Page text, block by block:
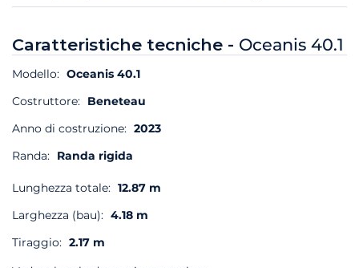
Caratteristiche tecniche - Oceanis 40.1
Modello: Oceanis 40.1
Costruttore: Beneteau
Anno di costruzione: 2023
Randa: Randa rigida
Lunghezza totale: 12.87 m
Larghezza (bau): 4.18 m
Tiraggio: 2.17 m